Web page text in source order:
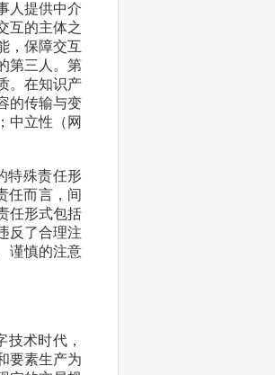
人提供中介
互的主体之
，保障交互
第三人。第
。在知识产
的传输与变
中立性（网
特殊责任形
任而言，间
任形式包括
反了合理注
谨慎的注意
技术时代，
要素生产为